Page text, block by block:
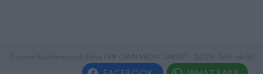
riservati.